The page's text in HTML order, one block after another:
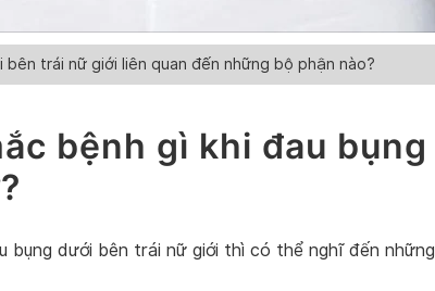
bên trái nữ giới liên quan đến những bộ phận nào?
bệnh gì khi đau bụng
bụng dưới bên trái nữ giới thì có thể nghĩ đến những